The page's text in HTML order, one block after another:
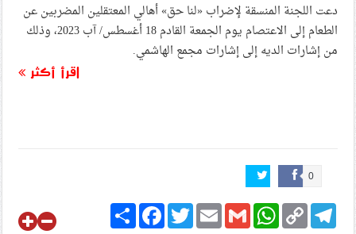
دعت اللجنة المنسقة لإضراب «لنا حق» أهالي المعتقلين المضربين عن
الطعام إلى الاعتصام يوم الجمعة القادم 18 أغسطس/ آب 2023، وذلك
من إشارات الديه إلى إشارات مجمع الهاشمي.
اقرأ أكثر
0
ShareFacebookTwitterEmailGmail
WhatsApp Copy
Link
Telegram